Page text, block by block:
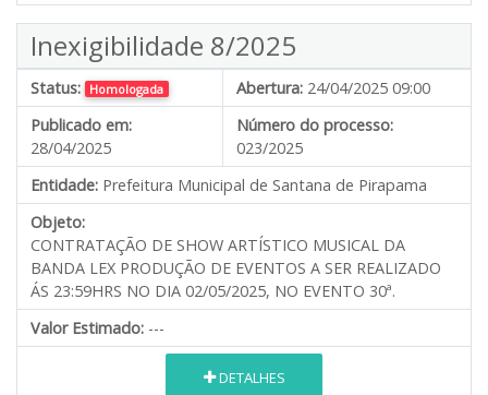
Inexigibilidade 8/2025
Status: Homologada Abertura: 24/04/2025 09:00
Publicado em:
28/04/2025
Número do processo:
023/2025
Entidade: Prefeitura Municipal de Santana de Pirapama
Objeto:
CONTRATAÇÃO DE SHOW ARTÍSTICO MUSICAL DA
BANDA LEX PRODUÇÃO DE EVENTOS A SER REALIZADO
ÁS 23:59HRS NO DIA 02/05/2025, NO EVENTO 30ª.
Valor Estimado: ---
DETALHES